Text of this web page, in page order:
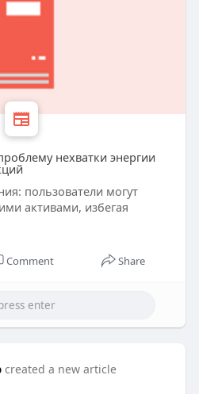
нехватки энергии
пользователи могут
активами, избегая
Comment Share
created a new article